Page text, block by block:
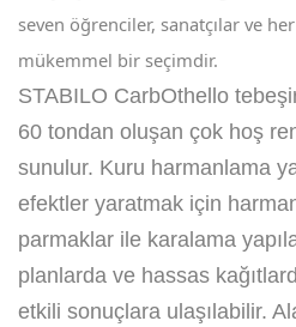
seven öğrenciler, sanatçılar ve
mükemmel bir seçimdir.
STABILO CarbOthello
60 tondan oluşan çok hoş
sunulur. Kuru harmanlama
efektler yaratmak için
parmaklar ile karalama
planlarda ve hassas
etkili sonuçlara ulaşılabilir.